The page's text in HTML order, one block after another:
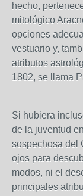
hecho,
mitológico
opciones
vestuario y,
atributos
1802, se llama
Si hubiera
de la juventud
sospechosa del
ojos para
modos, ni el
principales